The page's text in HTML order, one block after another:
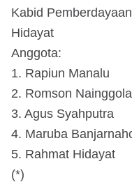
Kabid
Hidayat
Anggota:
1. Rapiun Manalu
2. Romson
3. Agus Syahputra
4. Maruba
5. Rahmat Hidayat
(*)